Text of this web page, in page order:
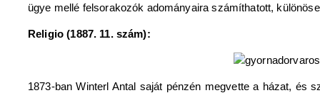
ügye mellé felsorakozók adományaira számíthatott,
Religio (1887. 11. szám):
1873-ban Winterl Antal saját pénzén megvette a házat, és